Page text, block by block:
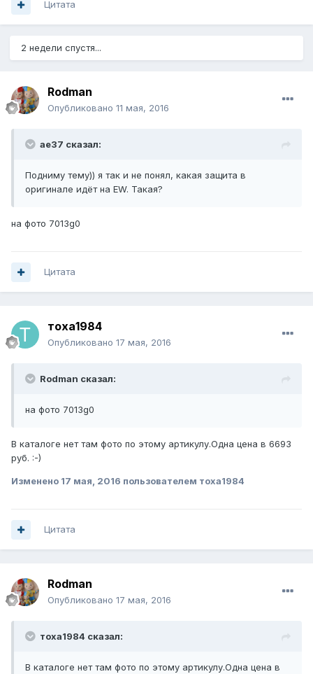
Цитата
2 недели спустя...
Rodman
Опубликовано 11 мая, 2016
ae37 сказал:
Подниму тему)) я так и не понял, какая защита в
оригинале идёт на EW. Такая?
на фото 7013g0
Цитата
тоха1984
Опубликовано 17 мая, 2016
Rodman сказал:
на фото 7013g0
В каталоге нет там фото по этому артикулу.Одна цена в 6693
руб. :-)
Изменено 17 мая, 2016 пользователем тоха1984
Цитата
Rodman
Опубликовано 17 мая, 2016
тоха1984 сказал:
В каталоге нет там фото по этому артикулу.Одна цена в